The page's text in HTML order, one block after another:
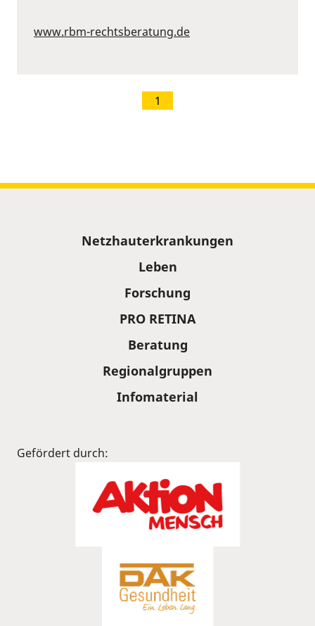
www.rbm-rechtsberatung.de
1
Netzhauterkrankungen
Leben
Forschung
PRO RETINA
Beratung
Regionalgruppen
Infomaterial
Gefördert durch: